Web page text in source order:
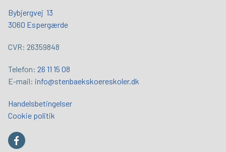
Bybjergvej 13
3060 Espergærde
CVR: 26359848
Telefon: 26 11 15 08
E-mail: info@stenbaekskoereskoler.dk
Handelsbetingelser
Cookie politik